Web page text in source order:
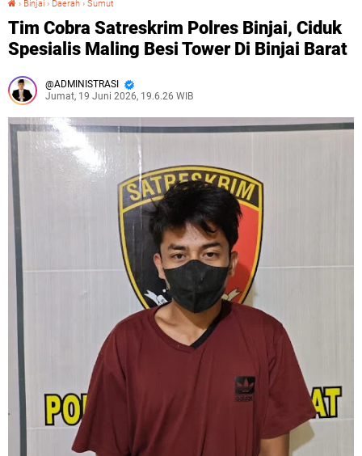
› Binjai › Daerah › Sumut
Tim Cobra Satreskrim Polres Binjai, Ciduk
Spesialis Maling Besi Tower Di Binjai Barat
ADMINISTRASI
Jumat, 19 Juni 2026, 19.6.26 WIB